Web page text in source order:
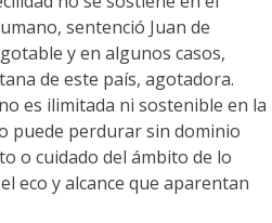
sentenció Juan de
y en algunos casos,
de este país, agotadora.
es ilimitada ni sostenible en la
puede perdurar sin dominio
o cuidado del ámbito de lo
eco y alcance que aparentan